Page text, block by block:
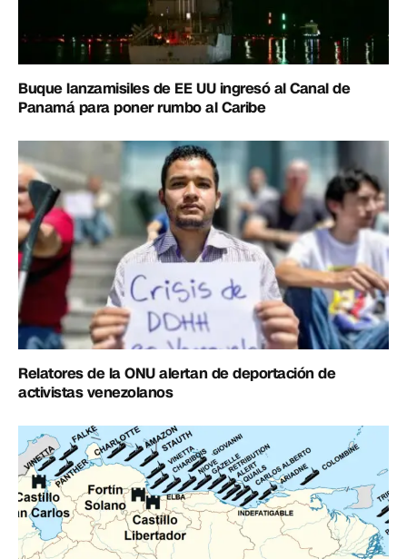
Buque lanzamisiles de EE UU ingresó al Canal de
Panamá para poner rumbo al Caribe
Relatores de la ONU alertan de deportación de
activistas venezolanos